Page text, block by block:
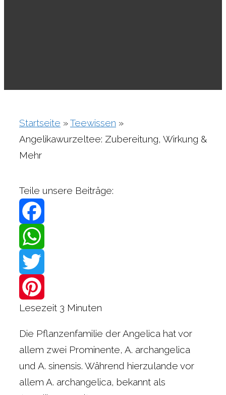
Startseite »Teewissen »
Angelikawurzeltee: Zubereitung, Wirkung &
Mehr
Teile unsere Beiträge:
Facebook
WhatsApp
Twitter
Pinterest
Lesezeit 3 Minuten
Die Pflanzenfamilie der Angelica hat vor
allem zwei Prominente, A. archangelica
und A. sinensis. Während hierzulande vor
allem A. archangelica, bekannt als